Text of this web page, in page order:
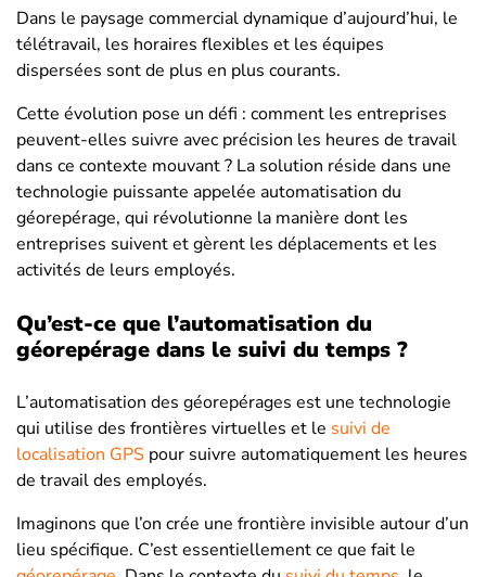
Dans le paysage commercial dynamique d’aujourd’hui, le
télétravail, les horaires flexibles et les équipes
dispersées sont de plus en plus courants.
Cette évolution pose un défi : comment les entreprises
peuvent-elles suivre avec précision les heures de travail
dans ce contexte mouvant ? La solution réside dans une
technologie puissante appelée automatisation du
géorepérage, qui révolutionne la manière dont les
entreprises suivent et gèrent les déplacements et les
activités de leurs employés.
Qu’est-ce que l’automatisation du
géorepérage dans le suivi du temps ?
L’automatisation des géorepérages est une technologie
qui utilise des frontières virtuelles et le suivi de
localisation GPS pour suivre automatiquement les heures
de travail des employés.
Imaginons que l’on crée une frontière invisible autour d’un
lieu spécifique. C’est essentiellement ce que fait le